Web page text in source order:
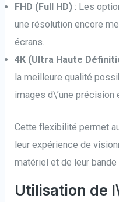
FHD (Full HD) : Les
une résolution encore
écrans.
4K (Ultra Haute
la meilleure qualité
images d\’une précision
Cette flexibilité permet
leur expérience de
matériel et de leur bande
Utilisation de